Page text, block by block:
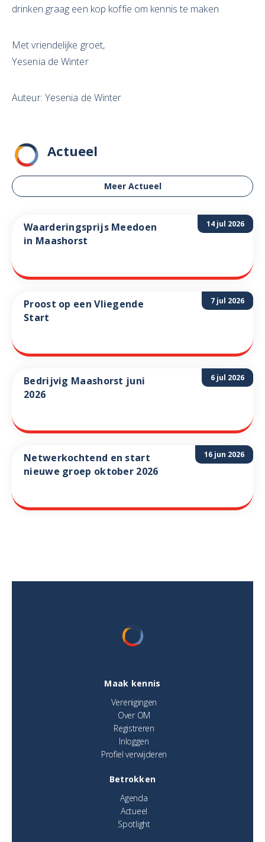
drinken graag een kop koffie om kennis te maken
Met vriendelijke groet,
Yesenia de Winter
Auteur: Yesenia de Winter
Actueel
Meer Actueel
14 jul 2026
Waarderingsprijs Meedoen
in Maashorst
7 jul 2026
Proost op een Vliegende
Start
6 jul 2026
Bedrijvig Maashorst juni
2026
16 jun 2026
Netwerkochtend en start
nieuwe groep oktober 2026
Maak kennis
Verenigingen
Over OM
Registreren
Inloggen
Profiel verwijderen
Betrokken
Agenda
Actueel
Spotlight